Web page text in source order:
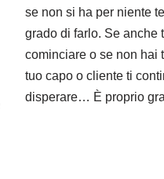
se non si ha per niente
grado di farlo. Se anche
cominciare o se non hai
tuo capo o cliente ti
disperare… È proprio